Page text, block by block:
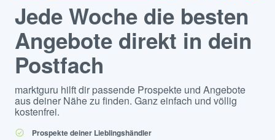
Jede Woche die besten
Angebote direkt in dein
Postfach
marktguru hilft dir passende Prospekte und Angebote
aus deiner Nähe zu finden. Ganz einfach und völlig
kostenfrei.
Prospekte deiner Lieblingshändler